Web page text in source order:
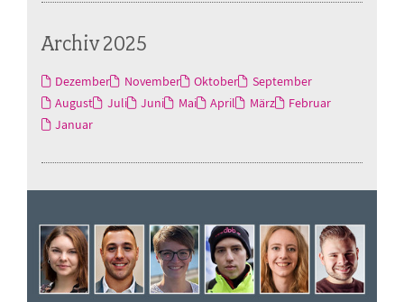
Archiv 2025
Dezember November Oktober
September
August
Juli Juni Mai April März
Februar
Januar